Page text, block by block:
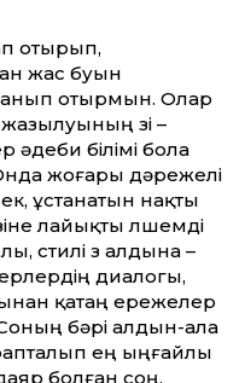
отырып,
жас буын
отырмын. Олар
өзі –
әдеби білімі бола
жоғары дәрежелі
ұстанатын нақты
лайықты өлшемді
стилі өз алдына –
диалогы,
қатаң ережелер
бәрі алдын-ала
ең ыңғайлы
болған соң,